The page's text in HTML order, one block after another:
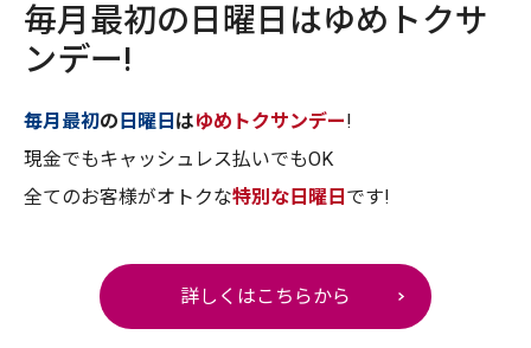
毎月最初の日曜日はゆめトクサ
ンデー!
毎月最初の 日曜日 はゆめトクサンデー!
現金でもキャッシュレス払いでもOK
全てのお客様がオトクな特別な日曜日 です!
詳しくはこちらから